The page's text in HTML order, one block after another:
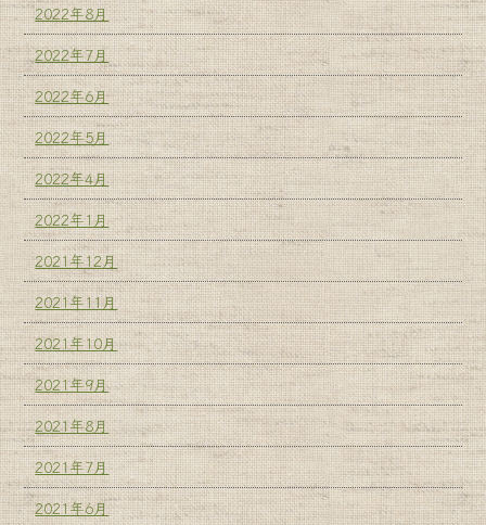
2022年8月
2022年7月
2022年6月
2022年5月
2022年4月
2022年1月
2021年12月
2021年11月
2021年10月
2021年9月
2021年8月
2021年7月
2021年6月